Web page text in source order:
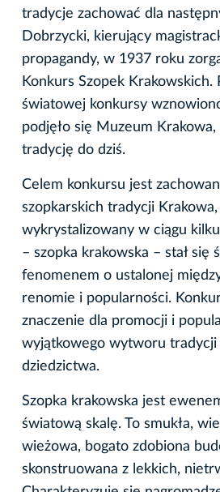
tradycje zachować dla
Dobrzycki, kierujący
propagandy, w 1937 roku
Konkurs Szopek Krakowskich.
światowej konkursy
podjęło się Muzeum
tradycję do dziś.
Celem konkursu jest
szopkarskich tradycji
wykrystalizowany w ciągu
– szopka krakowska – stał się
fenomenem o ustalonej
renomie i popularności.
znaczenie dla promocji i
wyjątkowego wytworu tradycji
dziedzictwa.
Szopka krakowska jest
światową skalę. To smukła,
wieżowa, bogato zdobiona
skonstruowana z lekkich,